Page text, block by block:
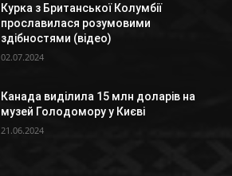
Курка з Британської Колумбії
прославилася розумовими
здібностями (відео)
02.07.2024
Канада виділила 15 млн доларів на
музей Голодомору у Києві
21.06.2024